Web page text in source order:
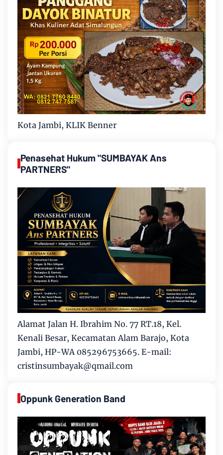
Kota Jambi, KLIK Benner
Penasehat Hukum "SUMBAYAK Ans
PARTNERS"
Alamat Jalan H. Ibrahim No. 77 RT.18, Kel.
Kenali Besar, Kecamatan Alam Barajo, Kota
Jambi, HP-WA 085296753665. E-mail:
cristinsumbayak@qmail.com
Oppunk Generation Band